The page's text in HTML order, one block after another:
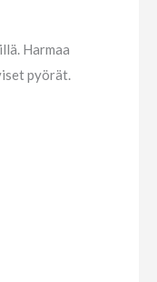
Harmaa
pyörät.